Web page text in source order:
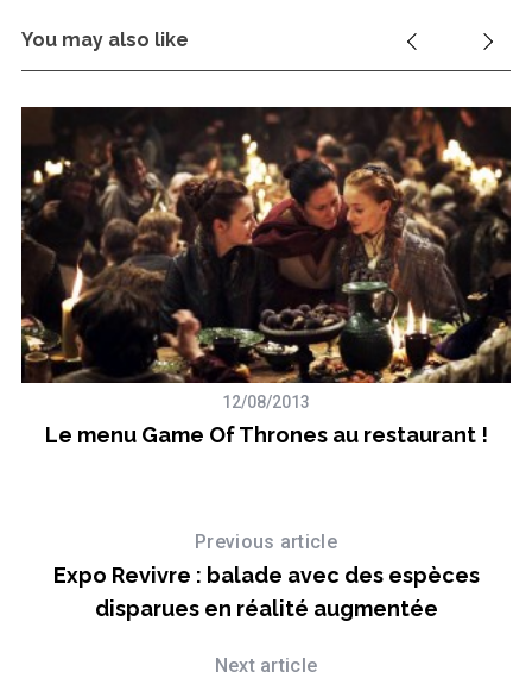
You may also like
12/08/2013
Le menu Game Of Thrones au restaurant !
Previous article
Expo Revivre : balade avec des espèces
disparues en réalité augmentée
Next article